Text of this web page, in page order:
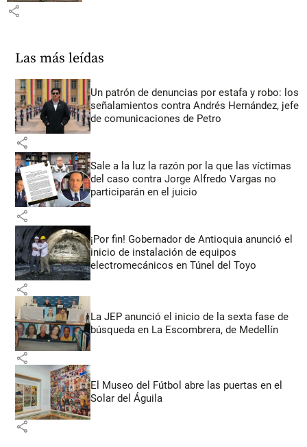
share
Las más leídas
Un patrón de denuncias por estafa y robo: los
señalamientos contra Andrés Hernández, jefe
de comunicaciones de Petro
share
Sale a la luz la razón por la que las víctimas
del caso contra Jorge Alfredo Vargas no
participarán en el juicio
share
¡Por fin! Gobernador de Antioquia anunció el
inicio de instalación de equipos
electromecánicos en Túnel del Toyo
share
La JEP anunció el inicio de la sexta fase de
búsqueda en La Escombrera, de Medellín
share
El Museo del Fútbol abre las puertas en el
Solar del Águila
share